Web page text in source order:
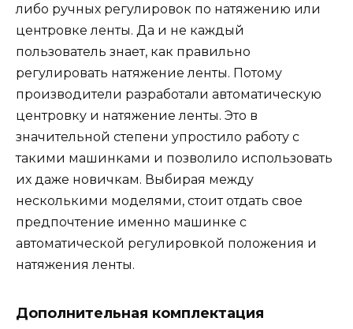
либо ручных регулировок по натяжению или
центровке ленты. Да и не каждый
пользователь знает, как правильно
регулировать натяжение ленты. Потому
производители разработали автоматическую
центровку и натяжение ленты. Это в
значительной степени упростило работу с
такими машинками и позволило использовать
их даже новичкам. Выбирая между
несколькими моделями, стоит отдать свое
предпочтение именно машинке с
автоматической регулировкой положения и
натяжения ленты.
Дополнительная комплектация